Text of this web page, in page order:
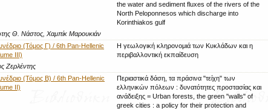
the water and sediment fluxes of the rivers of the
North Peloponnesos which discharge into
Korinthiakos gulf
Θ. Νάστος, Χαμπίκ Μαρουκιάν
(Τόμος Γ) / 6th Pan-Hellenic
III)
Η γεωλογική κληρονομιά των Κυκλάδων και η
περιβαλλοντική εκπαίδευση
Ζερλέντης
(Τόμος Β) / 6th Pan-Hellenic
II)
Περιαστικά δάση, τα πράσινα "τείχη" των
ελληνικών πόλεων : δυνατότητες προστασίας και
ανάδειξης = Urban forests, the green "walls" of
greek cities : a policy for their protection and